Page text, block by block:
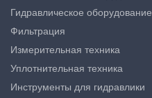
Гидравлическое оборудование
Фильтрация
Измерительная техника
Уплотнительная техника
Инструменты для гидравлики